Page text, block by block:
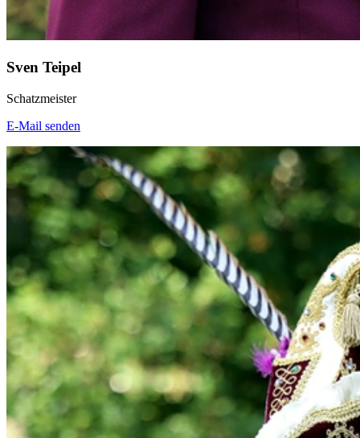
Sven Teipel
Schatzmeister
E-Mail senden